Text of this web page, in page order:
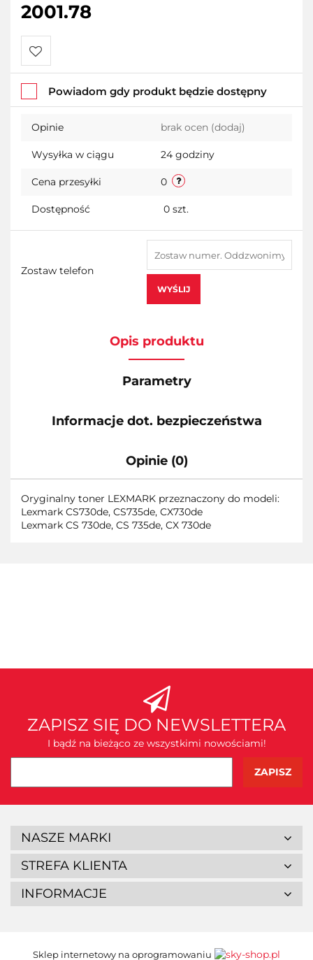
2001.78
Do
przechowalni
Powiadom gdy produkt będzie dostępny
Opinie brak ocen (dodaj)
Wysyłka w ciągu 24 godziny
Cena przesyłki 0
Dostępność 0 szt.
Zostaw telefon
WYŚLIJ
Opis produktu
Parametry
Informacje dot. bezpieczeństwa
Opinie (0)
Oryginalny toner LEXMARK przeznaczony do modeli:
Lexmark CS730de, CS735de, CX730de
Lexmark CS 730de, CS 735de, CX 730de
ZAPISZ SIĘ DO NEWSLETTERA
I bądź na bieżąco ze wszystkimi nowościami!
NASZE MARKI
STREFA KLIENTA
INFORMACJE
Sklep internetowy na oprogramowaniu